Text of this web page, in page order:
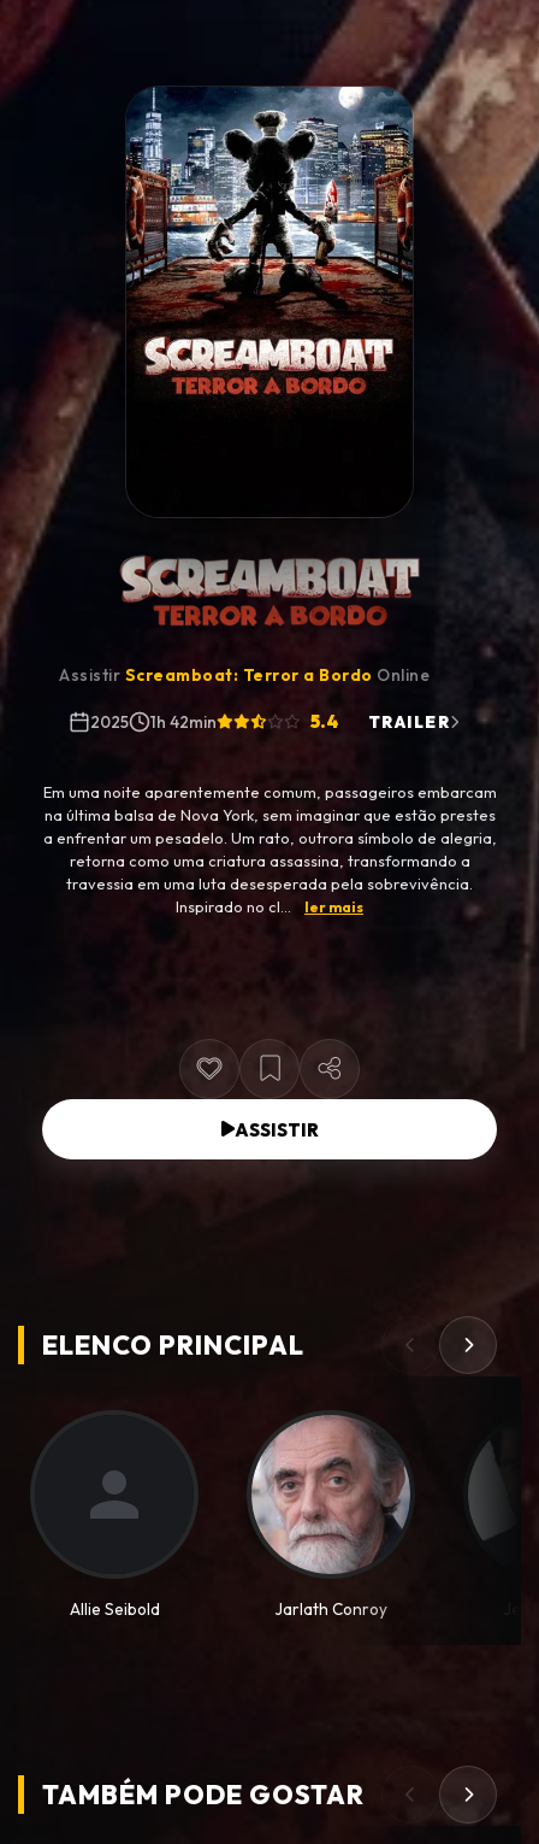
Minha Lista
Pesquisar
Assistir Screamboat: Terror a Bordo Online
2025 1h 42min 5.4 TRAILER
Em uma noite aparentemente comum, passageiros embarcam
na última balsa de Nova York, sem imaginar que estão prestes
a enfrentar um pesadelo. Um rato, outrora símbolo de alegria,
retorna como uma criatura assassina, transformando a
travessia em uma luta desesperada pela sobrevivência.
Inspirado no cl...
ler mais
ASSISTIR
ELENCO PRINCIPAL
Allie Seibold Jarlath Conroy
TAMBÉM PODE GOSTAR